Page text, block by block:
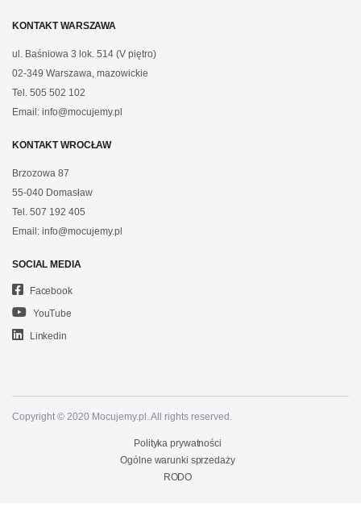
KONTAKT WARSZAWA
ul. Baśniowa 3 lok. 514 (V piętro)
02-349 Warszawa, mazowickie
Tel. 505 502 102
Email: info@mocujemy.pl
KONTAKT WROCŁAW
Brzozowa 87
55-040 Domasław
Tel. 507 192 405
Email: info@mocujemy.pl
SOCIAL MEDIA
Facebook
YouTube
Linkedin
Copyright © 2020 Mocujemy.pl. All rights reserved.
Polityka prywatności
Ogólne warunki sprzedaży
RODO